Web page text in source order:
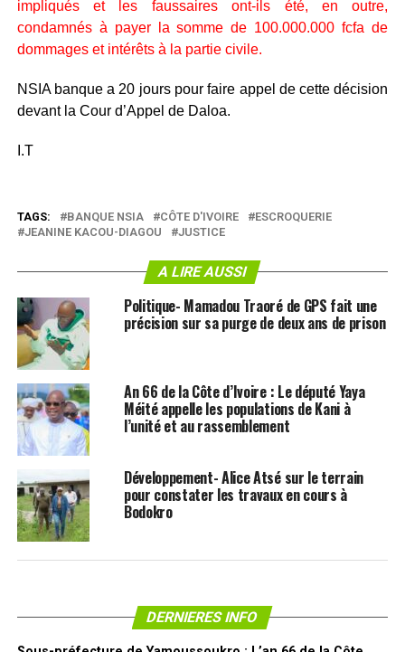
impliqués et les faussaires ont-ils été, en outre,
condamnés à payer la somme de 100.000.000 fcfa de
dommages et intérêts à la partie civile.
NSIA banque a 20 jours pour faire appel de cette décision
devant la Cour d’Appel de Daloa.
I.T
TAGS: BANQUE NSIA CÔTE D'IVOIRE
ESCROQUERIE
JEANINE KACOU-DIAGOU
JUSTICE
A LIRE AUSSI
Politique- Mamadou Traoré de GPS fait une
précision sur sa purge de deux ans de prison
An 66 de la Côte d’Ivoire : Le député Yaya
Méité appelle les populations de Kani à
l’unité et au rassemblement
Développement- Alice Atsé sur le terrain
pour constater les travaux en cours à
Bodokro
DERNIERES INFO